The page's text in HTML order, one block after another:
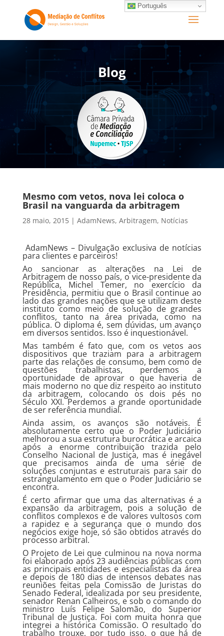
Blog
Mesmo com vetos, nova lei coloca o
Brasil na vanguarda da arbitragem
28 maio, 2015| AdamNews, Arbitragem, Notícias
AdamNews – Divulgação exclusiva de notícias
para clientes e parceiros!
Ao sancionar as alterações na Lei de
Arbitragem de nosso país, o vice-presidente da
República, Michel Temer, no exercício da
Presidência, permitiu que o Brasil continue ao
lado das grandes nações que se utilizam deste
instituto como meio de solução de grandes
conflitos, tanto na área privada, como na
pública. O diploma é, sem dúvidas, um avanço
em diversos sentidos. Isso é inquestionável.
Mas também é fato que, com os vetos aos
dispositivos que traziam para a arbitragem
parte das relações de consumo, bem como de
questões trabalhistas, perdemos a
oportunidade de aprovar o que haveria de
mais moderno no que diz respeito ao instituto
da arbitragem, colocando os dois pés no
Século XXI. Perdemos a grande oportunidade
de ser referência mundial.
Ainda assim, os avanços são notáveis. É
absolutamente certo que o Poder Judiciário
melhorou a sua estrutura burocrática e arcaica
após a enorme contribuição trazida pelo
Conselho Nacional de Justiça, mas é inegável
que precisamos ainda de uma série de
soluções conjuntas e estruturais para sair do
estrangulamento em que o Poder Judiciário se
encontra.
É certo afirmar que uma das alternativas é a
expansão da arbitragem, pois a solução de
conflitos complexos e de valores vultosos com
a rapidez e a segurança que o mundo dos
negócios exige hoje, só são obtidos através do
processo arbitral.
O Projeto de Lei que culminou na nova norma
foi elaborado após 23 audiências públicas com
as principais entidades e especialistas da área
e depois de 180 dias de intensos debates nas
reuniões feitas pela Comissão de Juristas do
Senado Federal, idealizada por seu presidente,
senador Renan Calheiros, e sob o comando do
ministro Luís Felipe Salomão, do Superior
Tribunal de Justiça. Foi com muita honra que
integrei a histórica Comissão. O resultado do
trabalho trouxe, por tudo isso, o que há de
Português